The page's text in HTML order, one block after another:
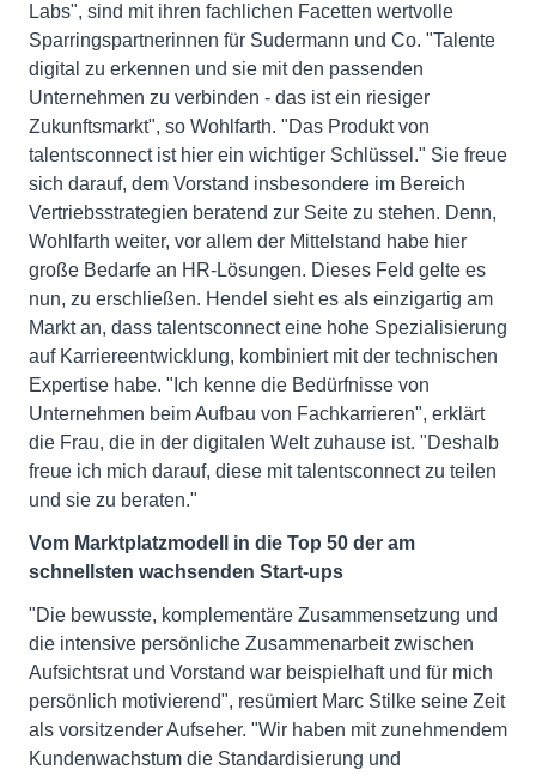
Labs", sind mit ihren fachlichen Facetten wertvolle
Sparringspartnerinnen für Sudermann und Co. "Talente
digital zu erkennen und sie mit den passenden
Unternehmen zu verbinden - das ist ein riesiger
Zukunftsmarkt", so Wohlfarth. "Das Produkt von
talentsconnect ist hier ein wichtiger Schlüssel." Sie freue
sich darauf, dem Vorstand insbesondere im Bereich
Vertriebsstrategien beratend zur Seite zu stehen. Denn,
Wohlfarth weiter, vor allem der Mittelstand habe hier
große Bedarfe an HR-Lösungen. Dieses Feld gelte es
nun, zu erschließen. Hendel sieht es als einzigartig am
Markt an, dass talentsconnect eine hohe Spezialisierung
auf Karriereentwicklung, kombiniert mit der technischen
Expertise habe. "Ich kenne die Bedürfnisse von
Unternehmen beim Aufbau von Fachkarrieren", erklärt
die Frau, die in der digitalen Welt zuhause ist. "Deshalb
freue ich mich darauf, diese mit talentsconnect zu teilen
und sie zu beraten."
Vom Marktplatzmodell in die Top 50 der am
schnellsten wachsenden Start-ups
"Die bewusste, komplementäre Zusammensetzung und
die intensive persönliche Zusammenarbeit zwischen
Aufsichtsrat und Vorstand war beispielhaft und für mich
persönlich motivierend", resümiert Marc Stilke seine Zeit
als vorsitzender Aufseher. "Wir haben mit zunehmendem
Kundenwachstum die Standardisierung und